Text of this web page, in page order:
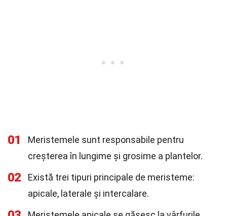
01
Meristemele sunt responsabile pentru
creșterea în lungime și grosime a plantelor.
02
Există trei tipuri principale de meristeme:
apicale, laterale și intercalare.